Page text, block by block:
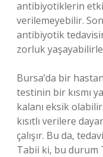
antibiyotiklerin
verilemeyebilir.
antibiyotik
zorluk
Bursa’da bir
testinin bir kısmı
kalanı eksik
kısıtlı verilere
çalışır. Bu da,
Tabii ki, bu durum